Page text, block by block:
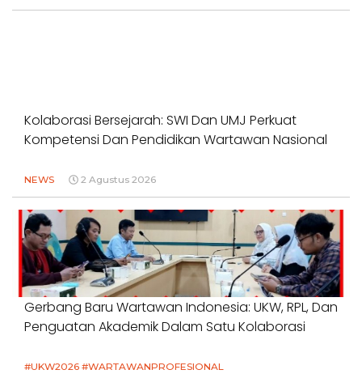
Kolaborasi Bersejarah: SWI Dan UMJ Perkuat
Kompetensi Dan Pendidikan Wartawan Nasional
NEWS 2 Agustus 2026
Gerbang Baru Wartawan Indonesia: UKW, RPL, Dan
Penguatan Akademik Dalam Satu Kolaborasi
#UKW2026 #WARTAWANPROFESIONAL